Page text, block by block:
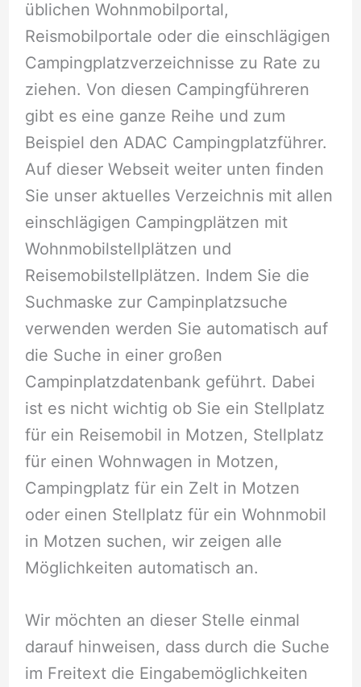
üblichen Wohnmobilportal,
Reismobilportale oder die einschlägigen
Campingplatzverzeichnisse zu Rate zu
ziehen. Von diesen Campingführeren
gibt es eine ganze Reihe und zum
Beispiel den ADAC Campingplatzführer.
Auf dieser Webseit weiter unten finden
Sie unser aktuelles Verzeichnis mit allen
einschlägigen Campingplätzen mit
Wohnmobilstellplätzen und
Reisemobilstellplätzen. Indem Sie die
Suchmaske zur Campinplatzsuche
verwenden werden Sie automatisch auf
die Suche in einer großen
Campinplatzdatenbank geführt. Dabei
ist es nicht wichtig ob Sie ein Stellplatz
für ein Reisemobil in Motzen, Stellplatz
für einen Wohnwagen in Motzen,
Campingplatz für ein Zelt in Motzen
oder einen Stellplatz für ein Wohnmobil
in Motzen suchen, wir zeigen alle
Möglichkeiten automatisch an.
Wir möchten an dieser Stelle einmal
darauf hinweisen, dass durch die Suche
im Freitext die Eingabemöglichkeiten